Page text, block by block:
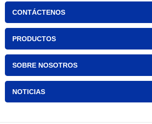
CONTÁCTENOS
PRODUCTOS
SOBRE NOSOTROS
NOTICIAS